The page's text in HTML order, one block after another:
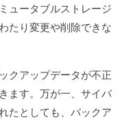
ュータブルストレージ
たり変更や削除できな
クアップデータが不正
ます。万が一、サイバ
たとしても、バックア